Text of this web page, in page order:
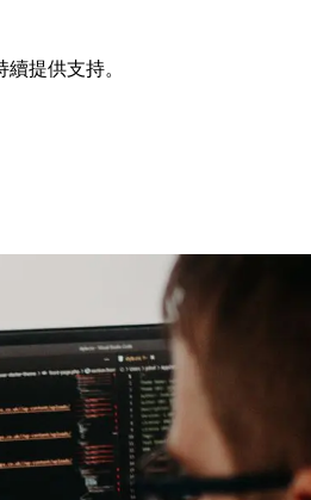
提供支持。